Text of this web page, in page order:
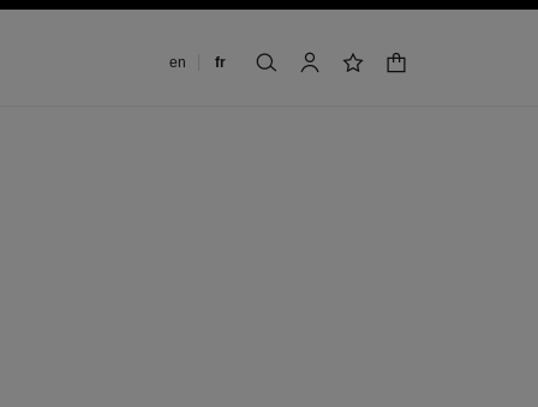
en fr
recherchermon compteliste de souhaits
panier